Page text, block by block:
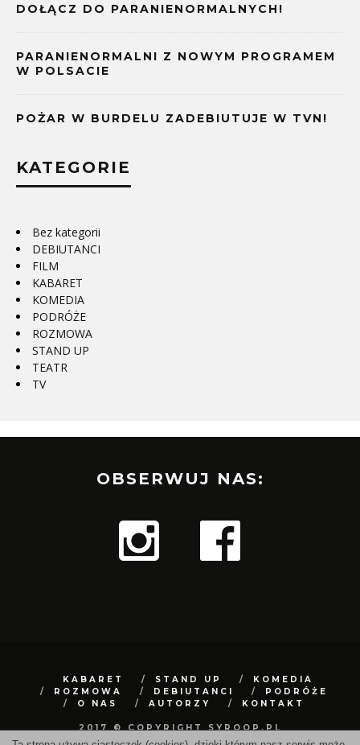
DOŁĄCZ DO PARANIENORMALNYCH!
PARANIENORMALNI Z NOWYM PROGRAMEM
W POLSACIE
POŻAR W BURDELU ZADEBIUTUJE W TVN!
KATEGORIE
Bez kategorii
DEBIUTANCI
FILM
KABARET
KOMEDIA
PODRÓŻE
ROZMOWA
STAND UP
TEATR
TV
OBSERWUJ NAS:
KABARET STAND UP
KOMEDIA
ROZMOWA
DEBIUTANCI
PODRÓŻE
O NAS
AUTORZY KONTAKT
2017 © COPYRIGHT SYROOP.PL